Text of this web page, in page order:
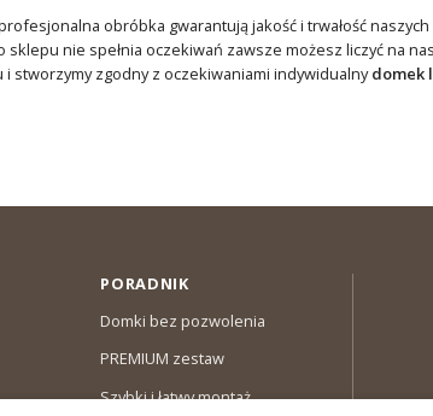
obróbka gwarantują jakość i trwałość
nie spełnia oczekiwań zawsze możesz liczyć na
stworzymy zgodny z oczekiwaniami indywidualnydomek
PORADNIK
Domki bez pozwolenia
PREMIUM zestaw
Szybki i łatwy montaż